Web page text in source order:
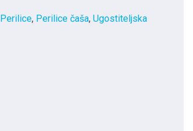
Perilice, Perilice čaša, Ugostiteljska